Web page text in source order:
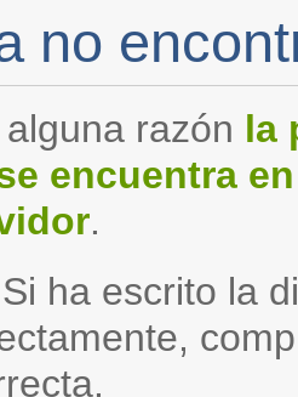
no
razón la
encuentra
.
Si ha escrito la